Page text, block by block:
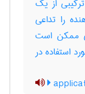
از یک
را تداعی
ممکن است
استفاده در